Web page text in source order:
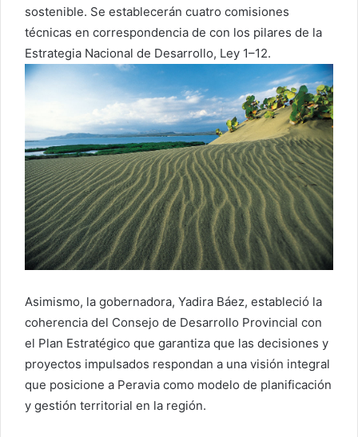
sostenible. Se establecerán cuatro comisiones
técnicas en correspondencia de con los pilares de la
Estrategia Nacional de Desarrollo, Ley 1–12.
Asimismo, la gobernadora, Yadira Báez, estableció la
coherencia del Consejo de Desarrollo Provincial con
el Plan Estratégico que garantiza que las decisiones y
proyectos impulsados respondan a una visión integral
que posicione a Peravia como modelo de planificación
y gestión territorial en la región.